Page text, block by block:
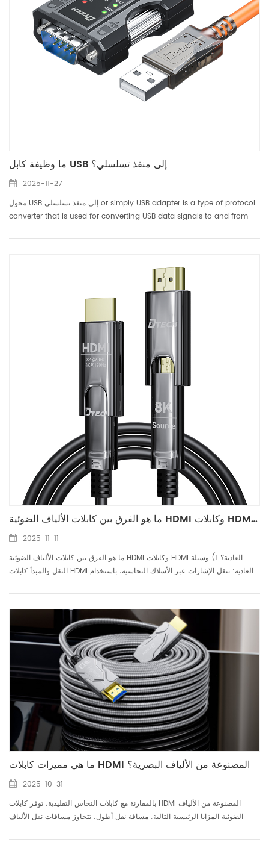
ما وظيفة كابل USB إلى منفذ تسلسلي؟
2025-11-27
محول USB إلى منفذ تسلسلي or simply USB adapter is a type of protocol
converter that is used for converting USB data signals to and from
ما هو الفرق بين كابلات الألياف الضوئية HDMI وكابلات HDMI العادية؟
2025-11-11
ما هو الفرق بين كابلات الألياف الضوئية HDMI وكابلات HDMI العادية؟ 1) وسيلة
النقل والمبدأ كابلات HDMI العادية: تنقل الإشارات عبر الأسلاك النحاسية، باستخدام
ما هي مميزات كابلات HDMI المصنوعة من الألياف البصرية؟
2025-10-31
بالمقارنة مع كابلات النحاس التقليدية، توفر كابلات HDMI المصنوعة من الألياف
الضوئية المزايا الرئيسية التالية: مسافة نقل أطول: تتجاوز مسافات نقل الألياف
عشرات أو حتى مئات الأمت...